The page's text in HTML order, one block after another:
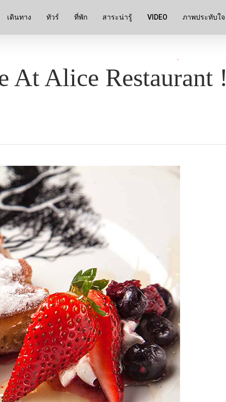
เดินทาง ทัวร์ ที่พัก สาระน่ารู้ VIDEO ภาพประทับใจ
At Alice Restaurant !